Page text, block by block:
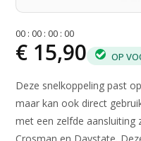
00 :00 :00 :00
€ 15,90 OP
Deze snelkoppeling past
maar kan ook direct
met een zelfde aansluiting